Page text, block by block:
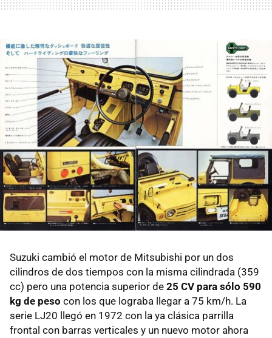
Suzuki cambió el motor de Mitsubishi por un dos
cilindros de dos tiempos con la misma cilindrada (359
cc) pero una potencia superior de 25 CV para sólo 590
kg de peso con los que lograba llegar a 75 km/h. La
serie LJ20 llegó en 1972 con la ya clásica parrilla
frontal con barras verticales y un nuevo motor ahora